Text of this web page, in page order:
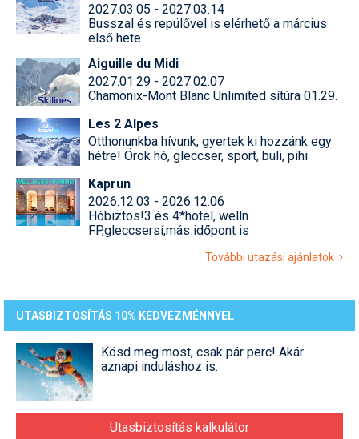
2027.03.05 - 2027.03.14
Busszal és repülővel is elérhető a március
első hete
Aiguille du Midi
2027.01.29 - 2027.02.07
Chamonix-Mont Blanc Unlimited sítúra 01.29.
Les 2 Alpes
Otthonunkba hívunk, gyertek ki hozzánk egy
hétre! Örök hó, gleccser, sport, buli, pihi
Kaprun
2026.12.03 - 2026.12.06
Hóbiztos!3 és 4*hotel, welln
FP,gleccsersí,más időpont is
További utazási ajánlatok
UTASBIZTOSÍTÁS 10% KEDVEZMÉNNYEL
Kösd meg most, csak pár perc! Akár
aznapi induláshoz is.
Utasbiztosítás kalkulátor